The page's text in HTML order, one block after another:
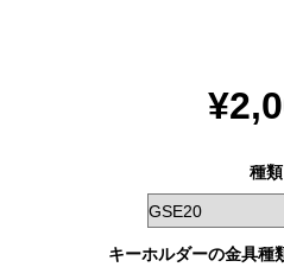
種類
キーホルダーの金具種